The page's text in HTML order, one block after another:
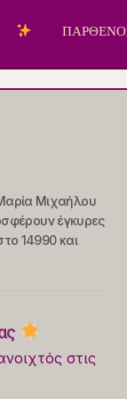
ΠΑΡΘΕΝΟΣ
Μιχαήλου
έγκυρες
14990 και
στις